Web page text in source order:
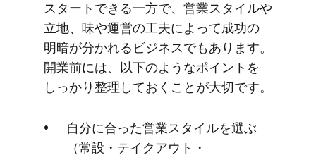
スタートできる​一方で、​営業スタイルや​
立地、​味や​運営の​工夫に​よって​成功の​
明暗が​分かれる​ビジネスでもあります。​
開業前には、​以下のような​ポイントを​
しっかり​整理しておく​ことが​大切です。
自分に​合った​営業スタイルを​選ぶ​
（常設・テイクアウト・